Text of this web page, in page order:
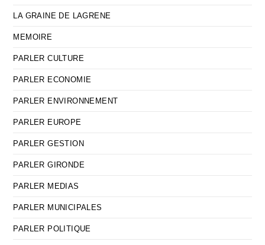
LA GRAINE DE LAGRENE
MEMOIRE
PARLER CULTURE
PARLER ECONOMIE
PARLER ENVIRONNEMENT
PARLER EUROPE
PARLER GESTION
PARLER GIRONDE
PARLER MEDIAS
PARLER MUNICIPALES
PARLER POLITIQUE